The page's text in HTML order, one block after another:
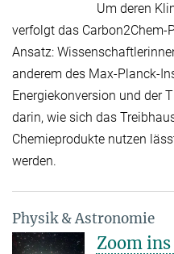
Um deren
verfolgt das Carbon2Chem-
Ansatz:
anderem des Max-Planck-
Energiekonversion und der
darin, wie sich das
Chemieprodukte nutzen
werden.
Physik & Astronomie
Zoom